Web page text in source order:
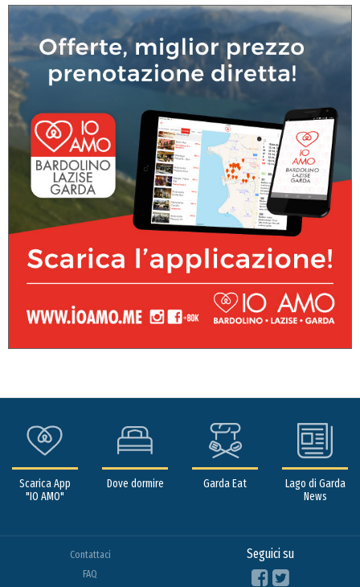
Scarica App
"IO AMO"
Dove dormire Garda Eat
Lago di Garda
News
Contattaci
FAQ
Seguici su